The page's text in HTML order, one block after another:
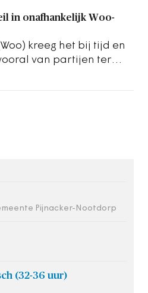
in onafhankelijk Woo-
kreeg het bij tijd en
van partijen ter
Pijnacker-Nootdorp
(32-36 uur)